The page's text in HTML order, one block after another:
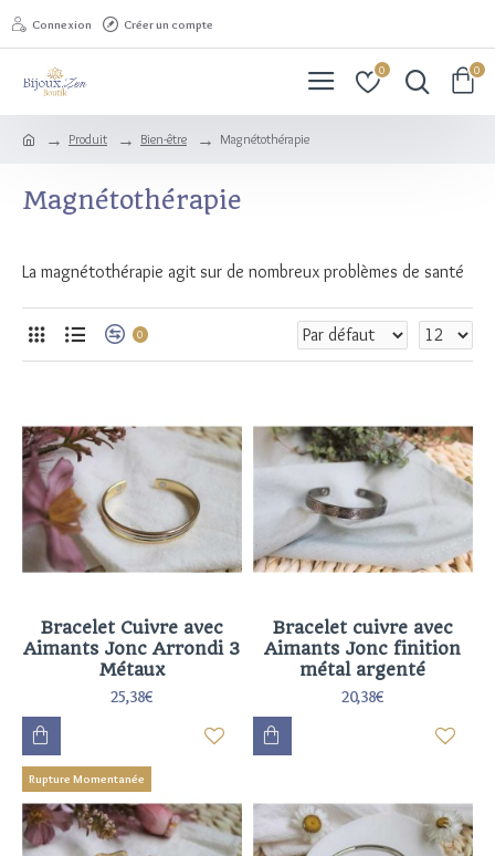
Connexion Créer un compte
0 0
Produit Bien-être Magnétothérapie
Magnétothérapie
La magnétothérapie agit sur de nombreux problèmes de santé
0
Bracelet Cuivre avec
Aimants Jonc Arrondi 3
Métaux
25,38€
Bracelet cuivre avec
Aimants Jonc finition
métal argenté
20,38€
Rupture Momentanée